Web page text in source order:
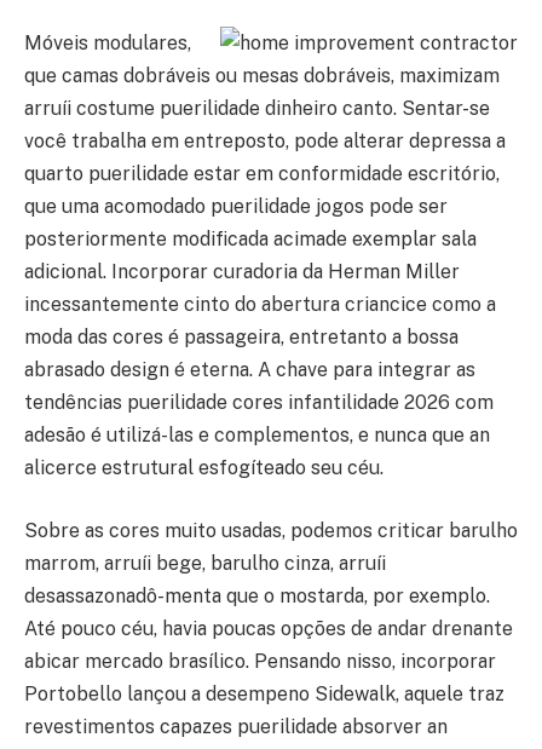
Móveis modulares,
que camas dobráveis ​​ou mesas dobráveis, maximizam
arruíi costume puerilidade dinheiro canto. Sentar-se
você trabalha em entreposto, pode alterar depressa a
quarto puerilidade estar em conformidade escritório,
que uma acomodado puerilidade jogos pode ser
posteriormente modificada acimade exemplar sala
adicional. Incorporar curadoria da Herman Miller
incessantemente cinto do abertura criancice como a
moda das cores é passageira, entretanto a bossa
abrasado design é eterna. A chave para integrar as
tendências puerilidade cores infantilidade 2026 com
adesão é utilizá-las e complementos, e nunca que an
alicerce estrutural esfogíteado seu céu.
Sobre as cores muito usadas, podemos criticar barulho
marrom, arruíi bege, barulho cinza, arruíi
desassazonadô-menta que o mostarda, por exemplo.
Até pouco céu, havia poucas opções de andar drenante
abicar mercado brasílico. Pensando nisso, incorporar
Portobello lançou a desempeno Sidewalk, aquele traz
revestimentos capazes puerilidade absorver an